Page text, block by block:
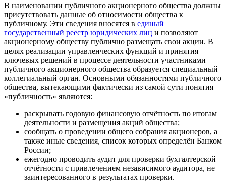
В наименовании публичного акционерного общества должны
присутствовать данные об относимости общества к
публичному. Эти сведения вносятся в единый
государственный реестр юридических лиц и позволяют
акционерному обществу публично размещать свои акции. В
целях реализации управленческих функций и принятия
ключевых решений в процессе деятельности участниками
публичного акционерного общества образуется специальный
коллегиальный орган. Основными обязанностями публичного
общества, вытекающими фактически из самой сути понятия
«публичность» являются:
раскрывать годовую финансовую отчётность по итогам
деятельности и размещения акций общества;
сообщать о проведении общего собрания акционеров, а
также иные сведения, список которых определён Банком
России;
ежегодно проводить аудит для проверки бухгалтерской
отчётности с привлечением независимого аудитора, не
заинтересованного в результатах проверки.